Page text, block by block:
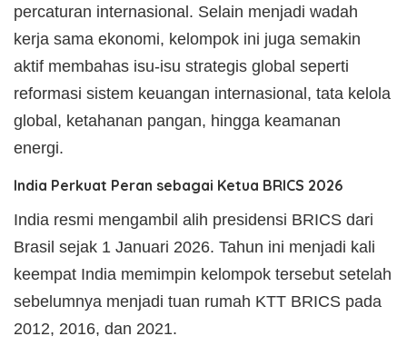
percaturan internasional. Selain menjadi wadah
kerja sama ekonomi, kelompok ini juga semakin
aktif membahas isu-isu strategis global seperti
reformasi sistem keuangan internasional, tata kelola
global, ketahanan pangan, hingga keamanan
energi.
India Perkuat Peran sebagai Ketua BRICS 2026
India resmi mengambil alih presidensi BRICS dari
Brasil sejak 1 Januari 2026. Tahun ini menjadi kali
keempat India memimpin kelompok tersebut setelah
sebelumnya menjadi tuan rumah KTT BRICS pada
2012, 2016, dan 2021.